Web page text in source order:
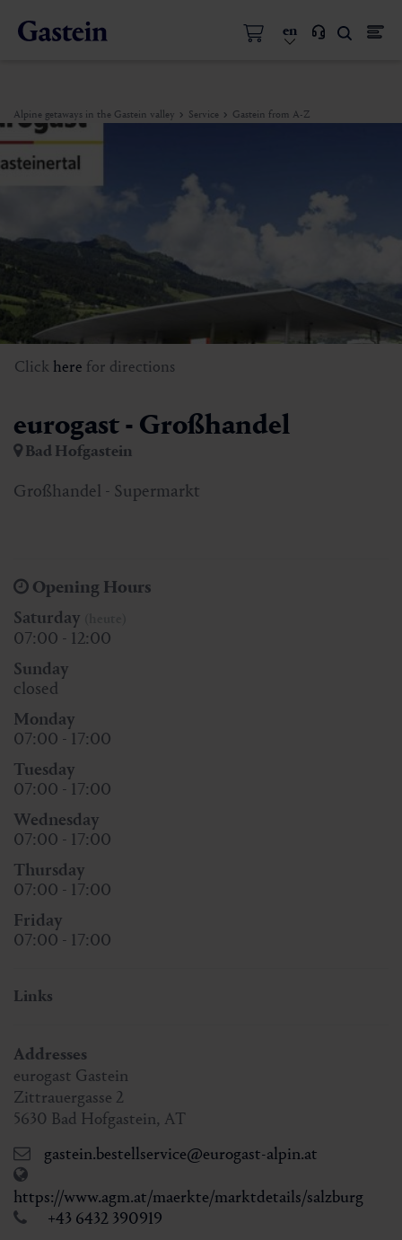
en
Alpine getaways in the Gastein valley Service Gastein from A-Z
Click here for directions
eurogast - Großhandel
Bad Hofgastein
Großhandel - Supermarkt
Opening Hours
Saturday
07:00 - 12:00
Sunday
closed
Monday
07:00 - 17:00
Tuesday
07:00 - 17:00
Wednesday
07:00 - 17:00
Thursday
07:00 - 17:00
Friday
07:00 - 17:00
Links
Addresses
eurogast Gastein
Zittrauergasse 2
5630 Bad Hofgastein, AT
gastein.bestellservice@eurogast-alpin.at
https://www.agm.at/maerkte/marktdetails/salzburg
+43 6432 390919